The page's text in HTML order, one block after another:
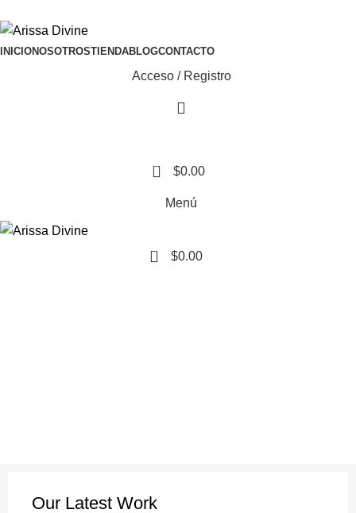
INICIONOSOTROSTIENDABLOGCONTACTO
Acceso / Registro
0 $0.00
Menú
0 $0.00
Our Latest Work